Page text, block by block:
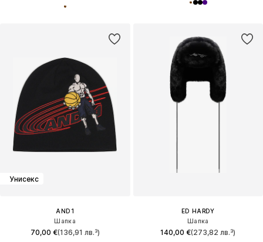
Унисекс
AND1
Шапка
70,00 €(136,91 лв.³)
ED HARDY
Шапка
140,00 €(273,82 лв.³)